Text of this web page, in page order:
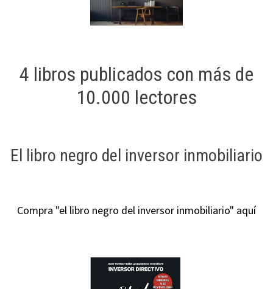
4 libros publicados con más de
10.000 lectores
El libro negro del inversor inmobiliario
Compra "el libro negro del inversor inmobiliario" aquí